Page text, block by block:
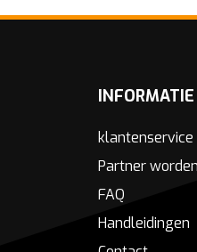
INFORMATIE
klantenservice
Partner
FAQ
Handleidingen